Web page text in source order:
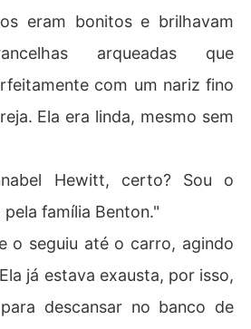
excelente estilista misterios
ainda pensavam que Ruper
um dia, Rupert silenciou a todos
muito apaixonado pela min
casar em breve."
na mente de todos: "Por que
identidade? E por que Rupert d
por ela?"
eram bonitos e brilhavam
arqueadas que
com um nariz fino
Ela era linda, mesmo sem
Hewitt, certo? Sou o
família Benton."
o seguiu até o carro, agindo
já estava exausta, por isso,
descansar no banco de